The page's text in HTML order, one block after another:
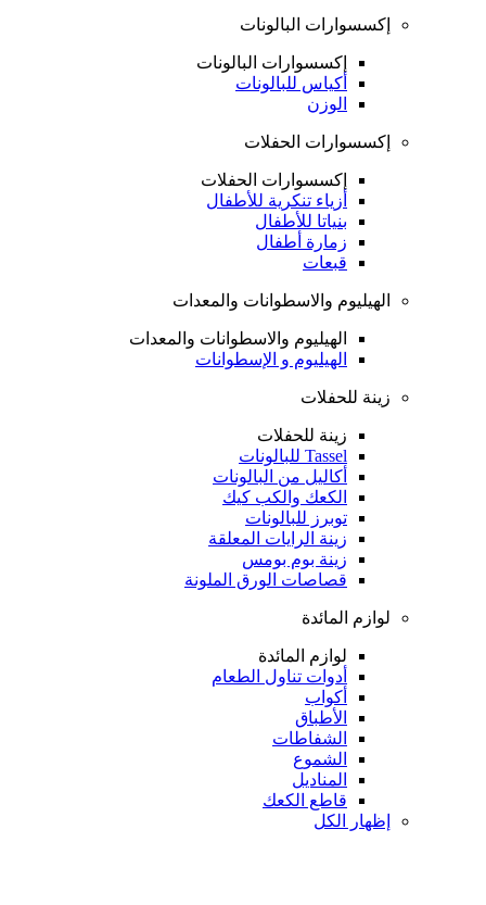
إكسسوارات البالونات
إكسسوارات البالونات
أكياس للبالونات
الوزن
إكسسوارات الحفلات
إكسسوارات الحفلات
أزياء تنكرية للأطفال
بنياتا للأطفال
زمارة أطفال
قبعات
الهيليوم والاسطوانات والمعدات
الهيليوم والاسطوانات والمعدات
الهيليوم و الإسطوانات
زينة للحفلات
زينة للحفلات
Tassel للبالونات
أكاليل من البالونات
الكعك والكب كيك
توبرز للبالونات
زينة الرايات المعلقة
زينة بوم بومس
قصاصات الورق الملونة
لوازم المائدة
لوازم المائدة
أدوات تناول الطعام
أكواب
الأطباق
الشفاطات
الشموع
المناديل
قاطع الكعك
إظهار الكل